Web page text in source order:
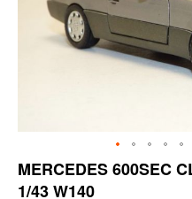
Skip
to
the
MERCEDES 600SEC
1/43 W140